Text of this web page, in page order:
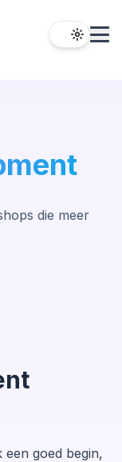
die meer
een goed begin,